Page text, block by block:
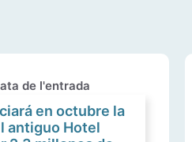
de l'entrada
en octubre la
antiguo Hotel